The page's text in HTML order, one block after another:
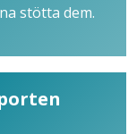
stötta dem.